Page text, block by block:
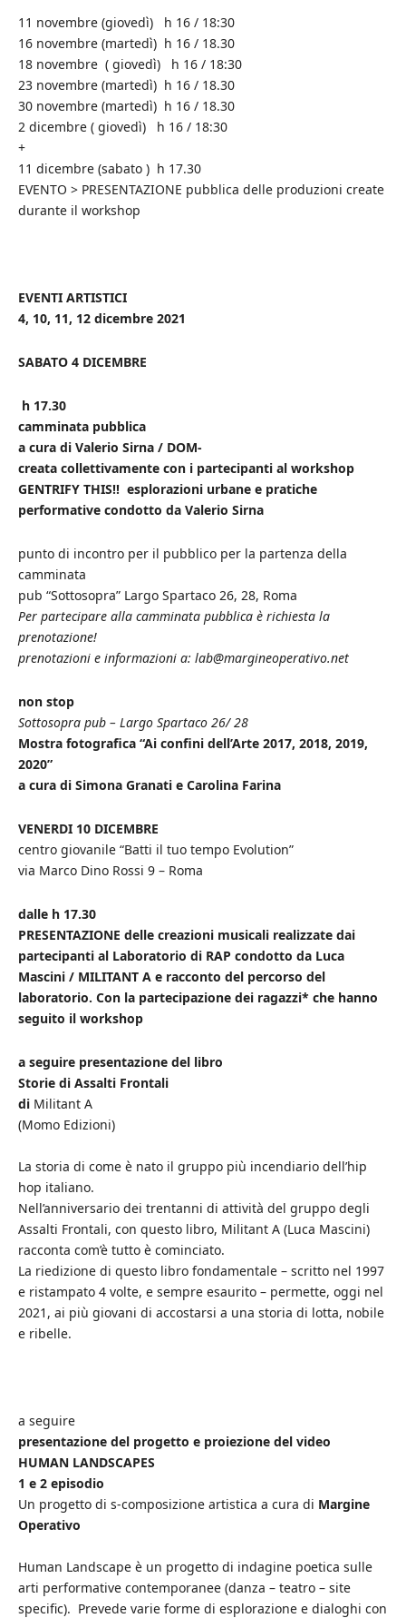
11 novembre (giovedì) h 16 / 18:30
16 novembre (martedì) h 16 / 18.30
18 novembre ( giovedì) h 16 / 18:30
23 novembre (martedì) h 16 / 18.30
30 novembre (martedì) h 16 / 18.30
2 dicembre ( giovedì) h 16 / 18:30
+
11 dicembre (sabato ) h 17.30
EVENTO > PRESENTAZIONE pubblica delle produzioni create
durante il workshop
EVENTI ARTISTICI
4, 10, 11, 12 dicembre 2021
SABATO 4 DICEMBRE
h 17.30
camminata pubblica
a cura di Valerio Sirna / DOM-
creata collettivamente con i partecipanti al workshop
GENTRIFY THIS!! esplorazioni urbane e pratiche
performative condotto da Valerio Sirna
punto di incontro per il pubblico per la partenza della
camminata
pub “Sottosopra” Largo Spartaco 26, 28, Roma
Per partecipare alla camminata pubblica è richiesta la
prenotazione!
prenotazioni e informazioni a: lab@margineoperativo.net
non stop
Sottosopra pub – Largo Spartaco 26/ 28
Mostra fotografica “Ai confini dell’Arte 2017, 2018, 2019,
2020”
a cura di Simona Granati e Carolina Farina
VENERDI 10 DICEMBRE
centro giovanile “Batti il tuo tempo Evolution”
via Marco Dino Rossi 9 – Roma
dalle h 17.30
PRESENTAZIONE delle creazioni musicali realizzate dai
partecipanti al Laboratorio di RAP condotto da Luca
Mascini / MILITANT A e racconto del percorso del
laboratorio. Con la partecipazione dei ragazzi* che hanno
seguito il workshop
a seguire presentazione del libro
Storie di Assalti Frontali
di Militant A
(Momo Edizioni)
La storia di come è nato il gruppo più incendiario dell’hip
hop italiano.
Nell’anniversario dei trentanni di attività del gruppo degli
Assalti Frontali, con questo libro, Militant A (Luca Mascini)
racconta com’è tutto è cominciato.
La riedizione di questo libro fondamentale – scritto nel 1997
e ristampato 4 volte, e sempre esaurito – permette, oggi nel
2021, ai più giovani di accostarsi a una storia di lotta, nobile
e ribelle.
a seguire
presentazione del progetto e proiezione del video
HUMAN LANDSCAPES
1 e 2 episodio
Un progetto di s-composizione artistica a cura di Margine
Operativo
Human Landscape è un progetto di indagine poetica sulle
arti performative contemporanee (danza – teatro – site
specific). Prevede varie forme di esplorazione e dialoghi con